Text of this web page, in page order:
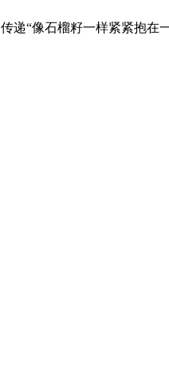
递“像石榴籽一样紧紧抱在